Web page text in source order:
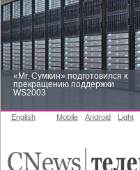
«Mr. Сумкин» подготовился к
прекращению поддержки
WS2003
English Mobile Android Light